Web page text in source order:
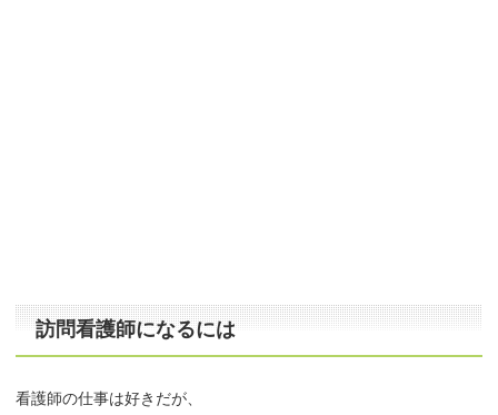
訪問看護師になるには
看護師の仕事は好きだが、